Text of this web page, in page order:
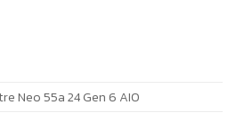
Neo 55a 24 Gen 6 AIO